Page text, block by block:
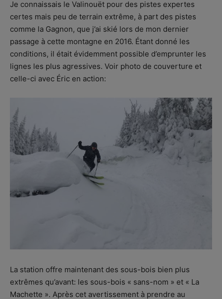
Je connaissais le Valinouët pour des pistes expertes
certes mais peu de terrain extrême, à part des pistes
comme la Gagnon, que j’ai skié lors de mon dernier
passage à cette montagne en 2016. Étant donné les
conditions, il était évidemment possible d’emprunter les
lignes les plus agressives. Voir photo de couverture et
celle-ci avec Éric en action:
La station offre maintenant des sous-bois bien plus
extrêmes qu’avant: les sous-bois « sans-nom » et « La
Machette ». Après cet avertissement à prendre au